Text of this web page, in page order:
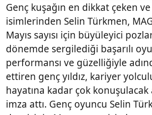
Genç kuşağın en dikkat çeken
isimlerinden Selin Türkmen,
Mayıs sayısı için büyüleyici
dönemde sergilediği başarılı
performansı ve güzelliğiyle
ettiren genç yıldız, kariyer
hayatına kadar çok konuşulacak
imza attı. Genç oyuncu Selin